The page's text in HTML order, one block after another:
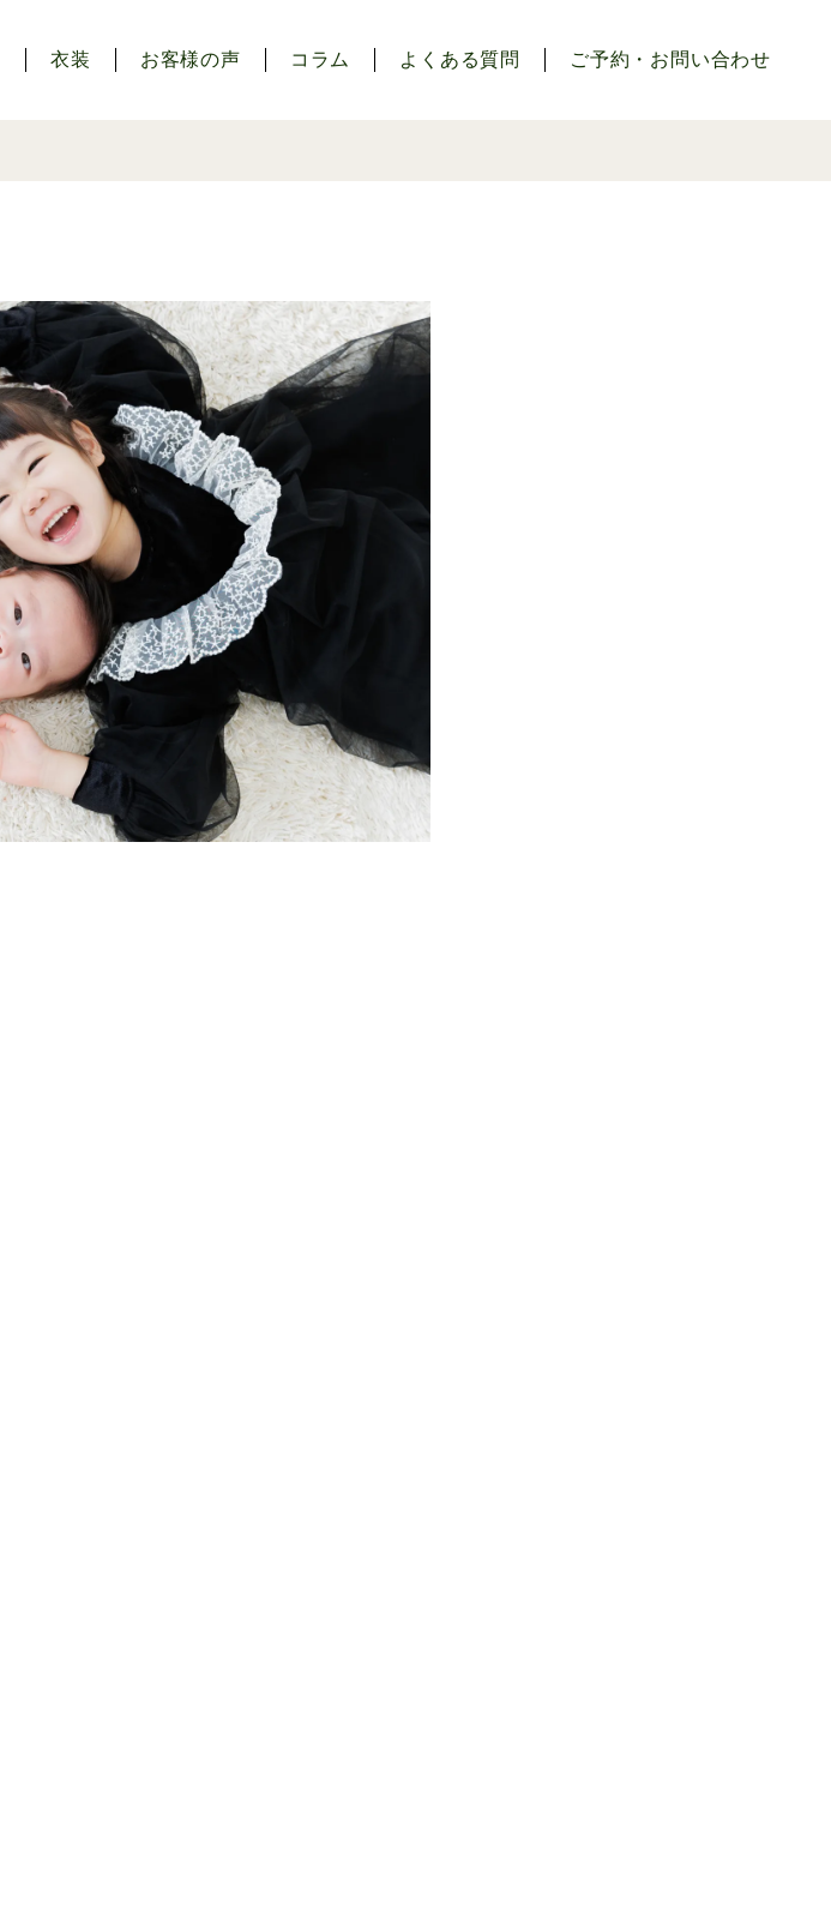
衣装 お客様の声 コラム よくある質問 ご予約・お問い合わせ